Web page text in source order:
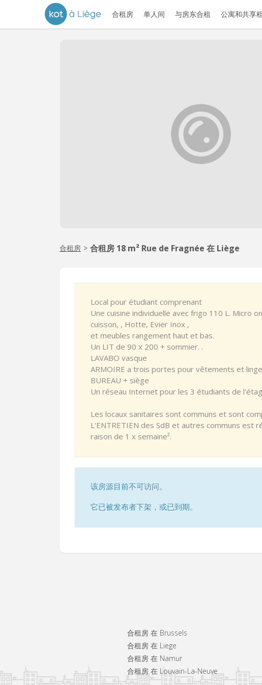
合租房 单人间 与房东合租 公寓和共享
合租房 > 合租房 18 m² Rue de Fragnée 在 Liège
Local pour étudiant comprenant
Une cuisine individuelle avec frigo 110 L. Micro
cuisson, , Hotte, Evier Inox ,
et meubles rangement haut et bas.
Un LIT de 90 x 200 + sommier. .
LAVABO vasque
ARMOIRE a trois portes pour vêtements et
BUREAU + siège
Un réseau Internet pour les 3 étudiants de
Les locaux sanitaires sont communs et sont
L'ENTRETIEN des SdB et autres communs est
raison de 1 x semaine².
该房源目前不可访问。
它已被发布者下架，或已到期。
合租房 在 Brussels
合租房 在 Liege
合租房 在 Namur
合租房 在 Louvain-La-Neuve